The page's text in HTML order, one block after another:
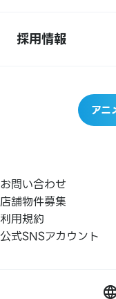
採用情報
アニ
お問い合わせ
店舗物件募集
利用規約
公式SNSアカウント